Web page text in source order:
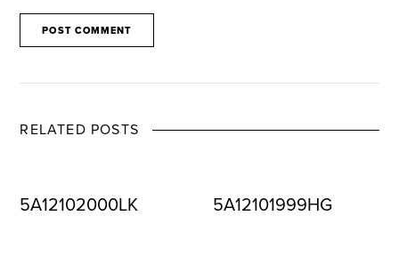
RELATED POSTS
5A12102000LK 5A12101999HG